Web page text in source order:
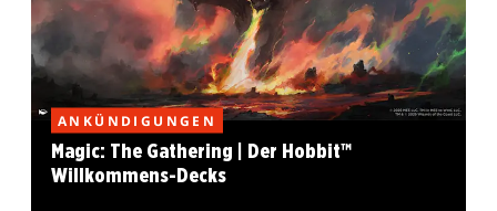
ANKÜNDIGUNGEN
Magic: The Gathering | Der Hobbit™
Willkommens-Decks